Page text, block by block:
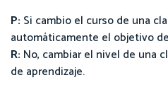
P: Si cambio el curso de una
automáticamente el objetivo
R: No, cambiar el nivel de una
de aprendizaje.